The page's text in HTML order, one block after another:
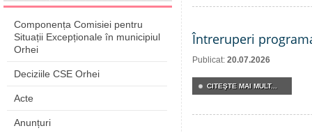
Componența Comisiei pentru
Situații Excepționale în municipiul
Orhei
Deciziile CSE Orhei
Acte
Anunțuri
Întreruperi
Publicat: 20.07.2026
CITEŞTE MAI MULT...